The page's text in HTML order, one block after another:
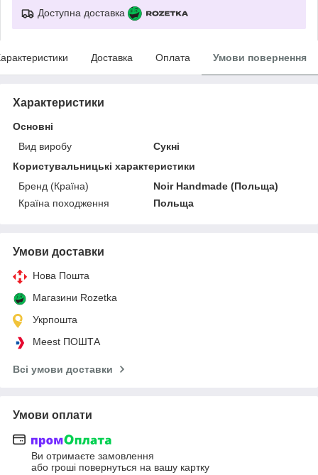
Доступна доставка
Доставка Оплата Умови повернення
Характеристики
Основні
Вид виробу
Сукні
Користувальницькі характеристики
Бренд (Країна)
Noir Handmade (Польща)
Країна походження
Польща
Умови доставки
Нова Пошта
Магазини Rozetka
Укрпошта
Meest ПОШТА
Всі умови доставки
Умови оплати
Ви отримаєте замовлення
або гроші повернуться на вашу картку